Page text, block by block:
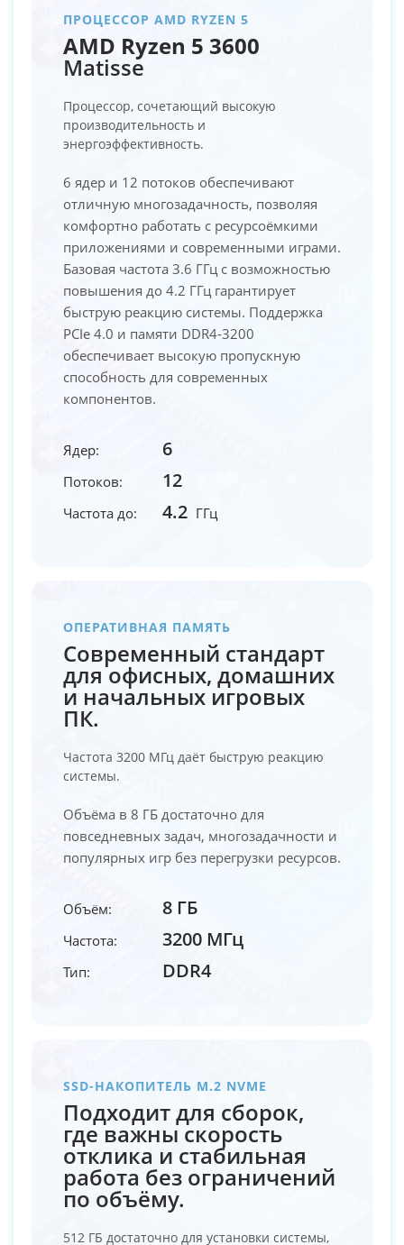
ПРОЦЕССОР AMD RYZEN 5
AMD Ryzen 5 3600
Matisse
Процессор, сочетающий высокую
производительность и
энергоэффективность.
6 ядер и 12 потоков обеспечивают
отличную многозадачность, позволяя
комфортно работать с ресурсоёмкими
приложениями и современными играми.
Базовая частота 3.6 ГГц с возможностью
повышения до 4.2 ГГц гарантирует
быструю реакцию системы. Поддержка
PCIe 4.0 и памяти DDR4-3200
обеспечивает высокую пропускную
способность для современных
компонентов.
Ядер: 6
Потоков: 12
Частота до: 4.2 ГГц
ОПЕРАТИВНАЯ ПАМЯТЬ
Современный стандарт
для офисных, домашних
и начальных игровых
ПК.
Частота 3200 МГц даёт быструю реакцию
системы.
Объёма в 8 ГБ достаточно для
повседневных задач, многозадачности и
популярных игр без перегрузки ресурсов.
Объём: 8 ГБ
Частота: 3200 МГц
Тип: DDR4
SSD-НАКОПИТЕЛЬ M.2 NVME
Подходит для сборок,
где важны скорость
отклика и стабильная
работа без ограничений
по объёму.
512 ГБ достаточно для установки системы,